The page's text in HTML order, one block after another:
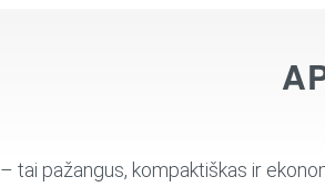
– tai pažangus, kompaktiškas ir